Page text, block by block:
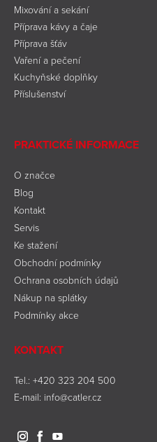
Mixování a sekání
Příprava kávy a čaje
Příprava šťáv
Vaření a pečení
Kuchyňské doplňky
Příslušenství
PRAKTICKÉ INFORMACE
O značce
Blog
Kontakt
Servis
Ke stažení
Obchodní podmínky
Ochrana osobních údajů
Nákup na splátky
Podmínky akce
KONTAKT
Tel.: +420 323 204 500
E-mail: info@catler.cz